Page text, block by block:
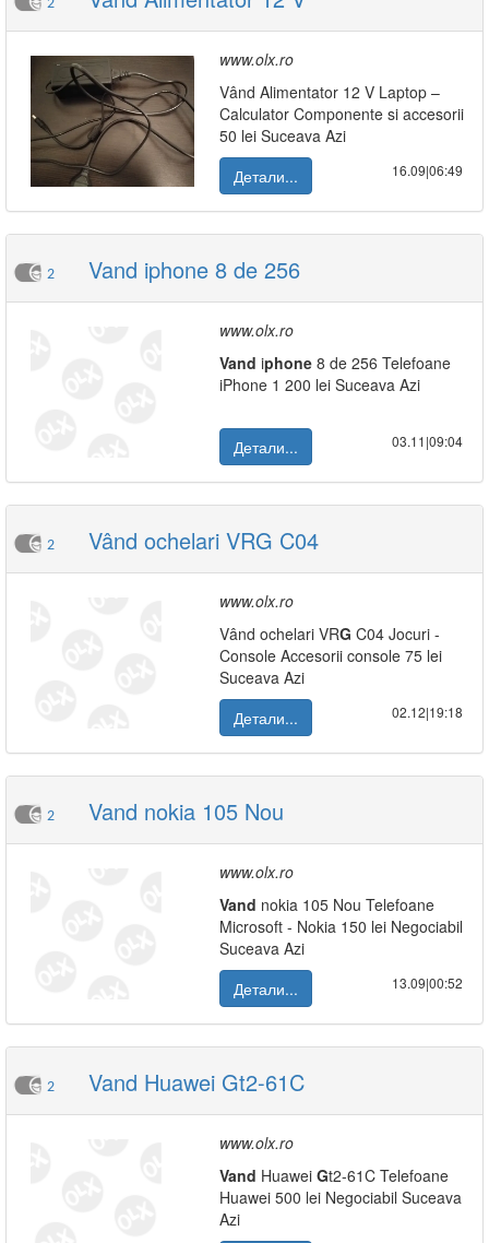
2
www.olx.ro
Vând Alimentator 12 V Laptop –
Calculator Componente si accesorii
50 lei Suceava Azi
Детали...
16.09|06:49
2 Vand iphone 8 de 256
www.olx.ro
Vand iphone 8 de 256 Telefoane
iPhone 1 200 lei Suceava Azi
Детали... 03.11|09:04
2 Vând ochelari VRG C04
www.olx.ro
Vând ochelari VRG C04 Jocuri -
Console Accesorii console 75 lei
Suceava Azi
Детали...
02.12|19:18
2 Vand nokia 105 Nou
www.olx.ro
Vand nokia 105 Nou Telefoane
Microsoft - Nokia 150 lei Negociabil
Suceava Azi
Детали...
13.09|00:52
2 Vand Huawei Gt2-61C
www.olx.ro
Vand Huawei Gt2-61C Telefoane
Huawei 500 lei Negociabil Suceava
Azi